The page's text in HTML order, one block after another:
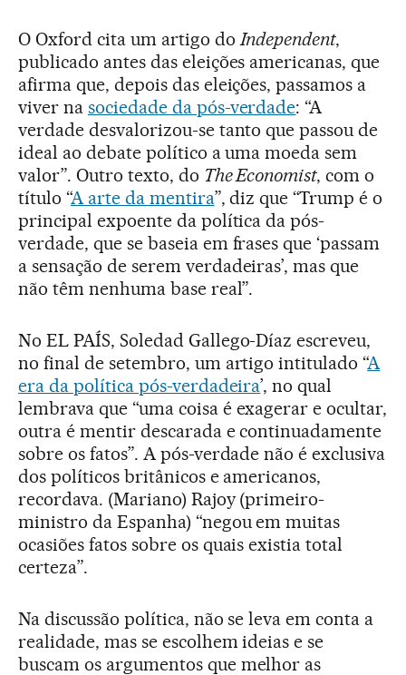
O Oxford cita um artigo doIndependent,
publicado antes das eleições americanas, que
afirma que, depois das eleições, passamos a
viver na sociedade da pós-verdade: “A
verdade desvalorizou-se tanto que passou de
ideal ao debate político a uma moeda sem
valor”. Outro texto, do The Economist, com o
título “A arte da mentira”, diz que “Trump é o
principal expoente da política da pós-
verdade, que se baseia em frases que ‘passam
a sensação de serem verdadeiras’, mas que
não têm nenhuma base real”.
No EL PAÍS, Soledad Gallego-Díaz escreveu,
no final de setembro, um artigo intitulado “A
era da política pós-verdadeira’, no qual
lembrava que “uma coisa é exagerar e ocultar,
outra é mentir descarada e continuadamente
sobre os fatos”. A pós-verdade não é exclusiva
dos políticos britânicos e americanos,
recordava. (Mariano) Rajoy (primeiro-
ministro da Espanha) “negou em muitas
ocasiões fatos sobre os quais existia total
certeza”.
Na discussão política, não se leva em conta a
realidade, mas se escolhem ideias e se
buscam os argumentos que melhor as